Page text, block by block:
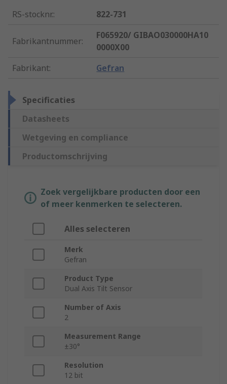
RS-stocknr.: 822-731
Fabrikantnummer:
F065920/ GIBAO030000HA10
0000X00
Fabrikant: Gefran
Specificaties
Datasheets
Wetgeving en compliance
Productomschrijving
Zoek vergelijkbare producten door een
of meer kenmerken te selecteren.
Alles selecteren
Merk
Gefran
Product Type
Dual Axis Tilt Sensor
Number of Axis
2
Measurement Range
±30°
Resolution
12 bit